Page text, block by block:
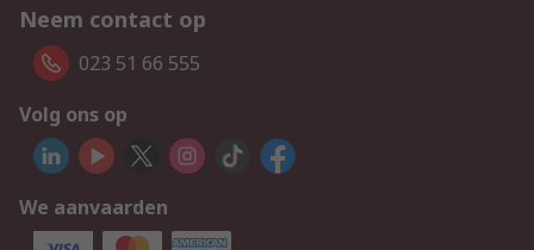
Neem contact op
023 51 66 555
Volg ons op
We aanvaarden